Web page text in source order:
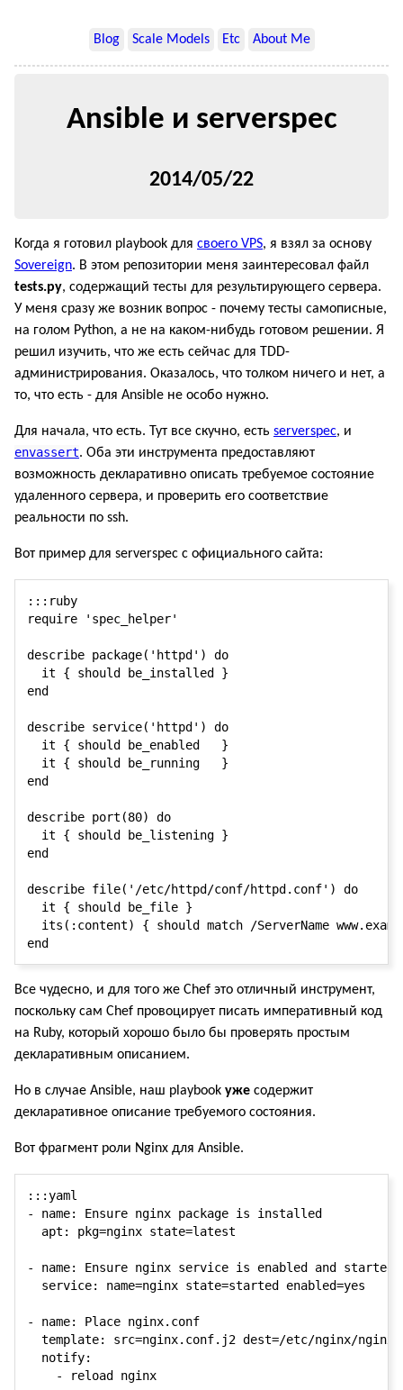
Blog Scale Models Etc About Me
Ansible и serverspec
2014/05/22
Когда я готовил playbook для своего VPS, я взял за основу
Sovereign. В этом репозитории меня заинтересовал файл
tests.py, содержащий тесты для результирующего сервера.
У меня сразу же возник вопрос - почему тесты самописные,
на голом Python, а не на каком-нибудь готовом решении. Я
решил изучить, что же есть сейчас для TDD-
администрирования. Оказалось, что толком ничего и нет, а
то, что есть - для Ansible не особо нужно.
Для начала, что есть. Тут все скучно, есть serverspec, и
envassert. Оба эти инструмента предоставляют
возможность декларативно описать требуемое состояние
удаленного сервера, и проверить его соответствие
реальности по ssh.
Вот пример для serverspec с официального сайта:
:::ruby
require 'spec_helper'
describe package('httpd') do
  it { should be_installed }
end
describe service('httpd') do
  it { should be_enabled   }
  it { should be_running   }
end
describe port(80) do
  it { should be_listening }
end
describe file('/etc/httpd/conf/httpd.conf') do
  it { should be_file }
its(:content) { should match /ServerName
Все чудесно, и для того же Chef это отличный инструмент,
поскольку сам Chef провоцирует писать императивный код
на Ruby, который хорошо было бы проверять простым
декларативным описанием.
Но в случае Ansible, наш playbook уже содержит
декларативное описание требуемого состояния.
Вот фрагмент роли Nginx для Ansible.
:::yaml
- name: Ensure nginx package is installed
  apt: pkg=nginx state=latest
- name: Ensure nginx service is enabled and started
  service: name=nginx state=started enabled=yes
- name: Place nginx.conf
template: src=nginx.conf.j2 dest=/etc/nginx/
  notify: